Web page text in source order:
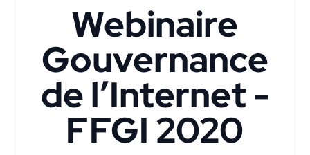
Webinaire
Gouvernance
de l’Internet -
FFGI 2020